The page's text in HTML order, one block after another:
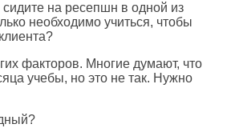
сидите на ресепшн в одной из
необходимо учиться, чтобы
факторов. Многие думают, что
учебы, но это не так. Нужно